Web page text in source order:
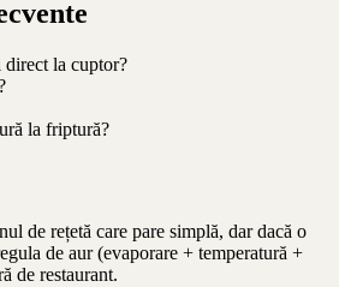
la cuptor?
la friptură?
de rețetă care pare simplă, dar dacă o
de aur (evaporare + temperatură +
de restaurant.